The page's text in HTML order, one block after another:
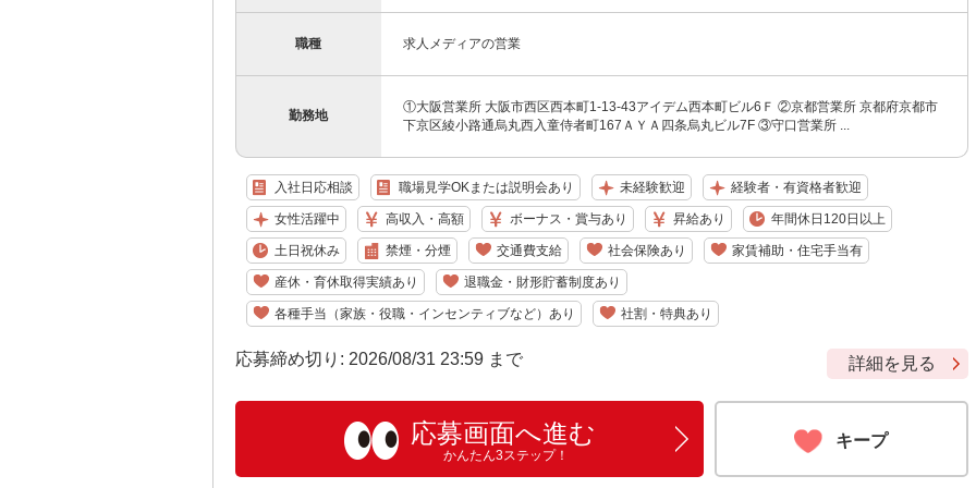
職種 求人メディアの営業
勤務地
①大阪営業所 大阪市西区西本町1-13-43アイデム西本町ビル6Ｆ ②京都営業所 京都府京都市
下京区綾小路通烏丸西入童侍者町167ＡＹＡ四条烏丸ビル7F ③守口営業所 ...
入社日応相談 職場見学OKまたは説明会あり 未経験歓迎 経験者・有資格者歓迎
女性活躍中 高収入・高額 ボーナス・賞与あり 昇給あり 年間休日120日以上
土日祝休み 禁煙・分煙 交通費支給 社会保険あり 家賃補助・住宅手当有
産休・育休取得実績あり 退職金・財形貯蓄制度あり
各種手当（家族・役職・インセンティブなど）あり 社割・特典あり
応募締め切り: 2026/08/31 23:59 まで 詳細を見る
応募画面へ進む
かんたん3ステップ！
キープ